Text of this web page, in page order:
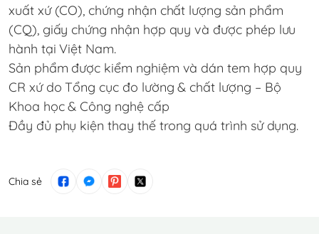
xuất xứ (CO), chứng nhận chất lượng sản phẩm
(CQ), giấy chứng nhận hợp quy và được phép lưu
hành tại Việt Nam.
Sản phẩm được kiểm nghiệm và dán tem hợp quy
CR xứ do Tổng cục đo lường & chất lượng – Bộ
Khoa học & Công nghệ cấp
Đầy đủ phụ kiện thay thế trong quá trình sử dụng.
Chia sẻ